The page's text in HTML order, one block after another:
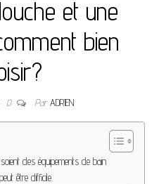
et une
bien
0 ParADRIEN
des équipements de bain
être difficile.